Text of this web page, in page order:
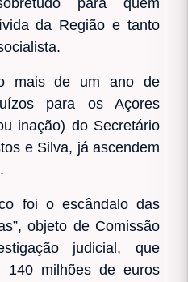
da Região e tanto
mais de um ano de
para os Açores
inação) do Secretário
e Silva, já ascendem
foi o escândalo das
objeto de Comissão
judicial, que
140 milhões de euros